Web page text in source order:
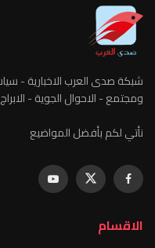
شبكة صدى العرب الاخبارية -
ومجتمع - الاحوال الجوية -
نأتي لكم بأفضل المواضيع
الاقسام